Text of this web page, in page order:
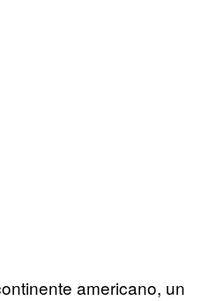
americano, un